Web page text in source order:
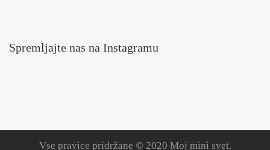
Spremljajte nas na Instagramu
Vse pravice pridržane © 2020 Moj mini svet.